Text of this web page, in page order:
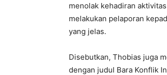
menolak kehadiran
melakukan pelaporan
yang jelas.
Disebutkan, Thobias juga
dengan judul Bara Konflik